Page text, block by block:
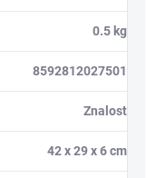
0.5 kg
8592812027501
Znalost
42 x 29 x 6 cm